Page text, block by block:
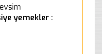
yemekler :